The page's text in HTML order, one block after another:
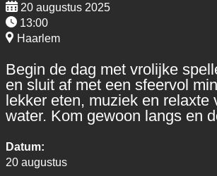
20 augustus 2025
13:00
Haarlem
Begin de dag met vrolijke
en sluit af met een sfeervol
lekker eten, muziek en relaxte
water. Kom gewoon langs en
Datum:
20 augustus